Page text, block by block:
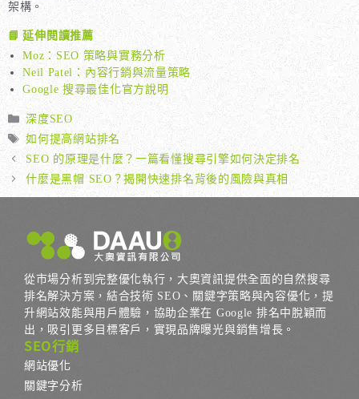
架構。
📘 延伸閱讀推薦
Moz：SEO 策略與實務分析
Neil Patel：內容行銷與流量策略
Google 搜尋最佳化官方說明
分
類
深度SEO
標
籤
如何提高網站排名
SEO 的原理是什麼？一篇看懂搜尋引擎如何決定排名
什麼是黑帽 SEO？揭開快速排名背後的風險與真相
從市場分析到完整優化執行，大奧資訊提供全面的自然搜尋
排名解決方案，結合技術 SEO、關鍵字策略與內容優化，提
升網站效能與用戶體驗，協助企業在 Google 排名中脫穎而
出，吸引更多目標客戶，實現品牌曝光與銷售增長。
SEO行銷
網站優化
關鍵字分析